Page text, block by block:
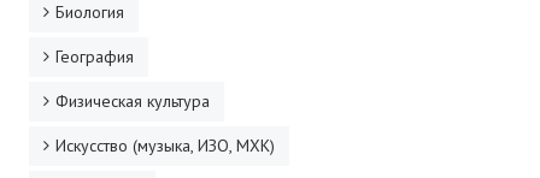
Биология
География
Физическая культура
Искусство (музыка, ИЗО, МХК)